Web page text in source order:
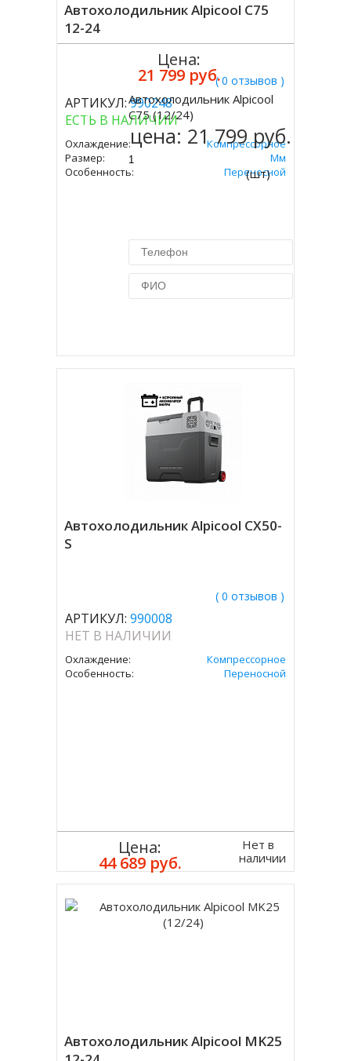
Автохолодильник Alpicool C75
12-24
( 0 отзывов )
АРТИКУЛ:990248
ЕСТЬ В НАЛИЧИИ
Охлаждение:
Компрессорное
Размер:
666х652х363 Мм
Особенность:
Переносной
Цена:
21 799 руб.
Купить
Автохолодильник Alpicool
C75 (12/24)
цена: 21 799 руб.
(шт)
Автохолодильник Alpicool CX50-
S
( 0 отзывов )
АРТИКУЛ: 990008
НЕТ В НАЛИЧИИ
Охлаждение:
Компрессорное
Особенность:
Переносной
Цена:
44 689 руб.
Нет в
наличии
Автохолодильник Alpicool MK25